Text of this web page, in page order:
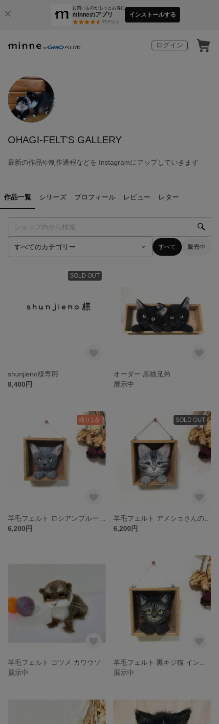
お買いものがもっとお得に
minneのアプリ
3万件以上
インストールする
ログイン
OHAGI-FELT'S GALLERY
最新の作品や制作過程などを Instagramにアップしていきます
作品一覧 シリーズ プロフィール レビュー レター
すべて 販売中
SOLD OUT
shunjieno様専用
8,400円
オーダー 黒猫兄弟
展示中
残り1点
6,200円
SOLD OUT
6,200円
羊毛フェルト コツメ カワウソ
展示中
展示中